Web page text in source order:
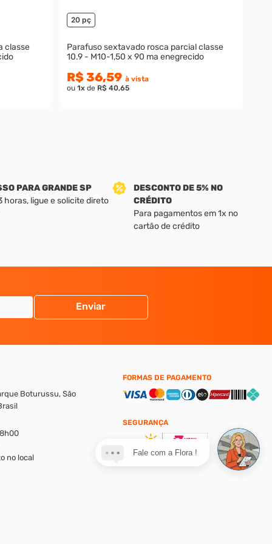
classe
20 pç
Parafuso sextavado rosca parcial classe
10.9 - M10-1,50 x 90 ma enegrecido
R$ 36,59 à vista
ou 1xde R$ 40,65
PARA GRANDE SP
horas, ligue e solicite direto
DESCONTO DE 5% NO
CRÉDITO
Para pagamentos em 1x no
cartão de crédito
Enviar
Boturussu, São
no local
FORMAS DE PAGAMENTO
SEGURANÇA
Fale com a Flora !